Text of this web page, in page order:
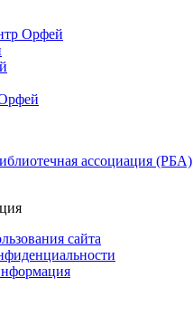
Орфей
ассоциация (РБА)
сайта